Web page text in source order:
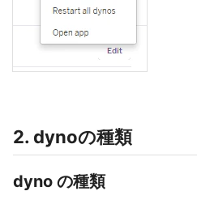
2. dynoの種類
dyno の種類